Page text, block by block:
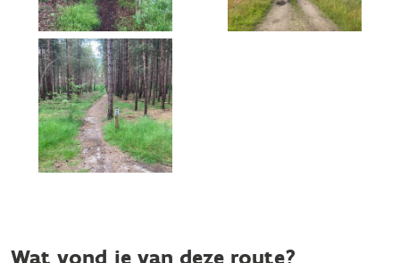
Wat vond je van deze route?